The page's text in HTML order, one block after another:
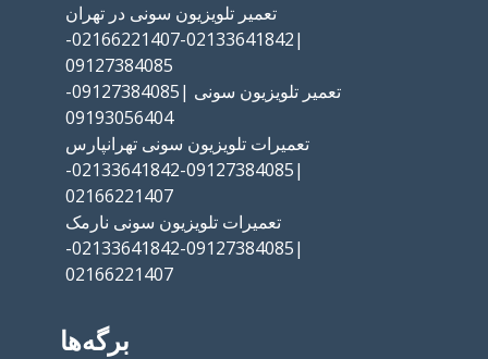
تعمیر تلویزیون سونی در تهران
|02133641842-02166221407-
09127384085
تعمیر تلویزیون سونی |09127384085-
09193056404
تعمیرات تلویزیون سونی تهرانپارس
|09127384085-02133641842-
02166221407
تعمیرات تلویزیون سونی نارمک
|09127384085-02133641842-
02166221407
برگه‌ها